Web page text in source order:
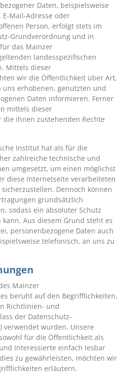
Daten, beispielsweise
Mail-Adresse oder
Person, erfolgt stets im
Grundverordnung und in
das Mainzer
landesspezifischen
Mittels dieser
wir die Öffentlichkeit über Art,
uns erhobenen, genutzten und
Daten informieren. Ferner
mittels dieser
ihnen zustehenden Rechte
Institut hat als für die
zahlreiche technische und
umgesetzt, um einen möglichst
diese Internetseite verarbeiteten
Dennoch können
grundsätzlich
sodass ein absoluter Schutz
Aus diesem Grund steht es
personenbezogene Daten auch
telefonisch, an uns zu
Mainzer
beruht auf den Begrifflichkeiten,
Richtlinien- und
der Datenschutz-
verwendet wurden. Unsere
für die Öffentlichkeit als
Interessierte einfach lesbar
zu gewährleisten, möchten wir
erläutern.